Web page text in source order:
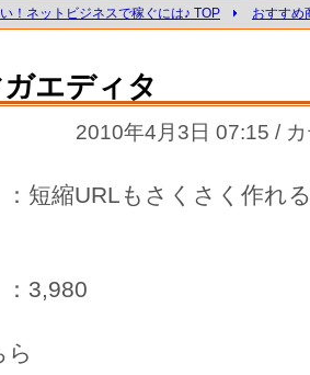
！ネットビジネスで稼ぐには♪ TOP おすすめ
エディタ
2010年4月3日 07:15 /
短縮URLもさくさく作れ
ら